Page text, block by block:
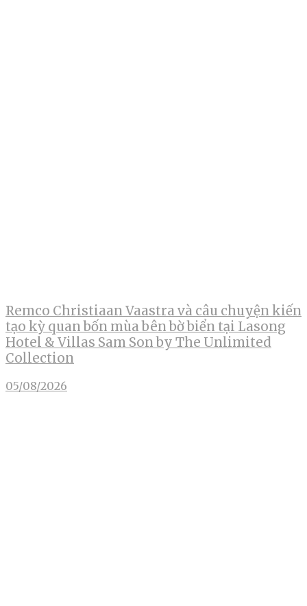
Remco Christiaan Vaastra và câu chuyện kiến
tạo kỳ quan bốn mùa bên bờ biển tại Lasong
Hotel & Villas Sam Son by The Unlimited
Collection
05/08/2026